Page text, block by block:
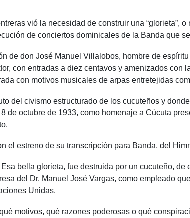
vió la necesidad de construir una “glorieta”,
de conciertos dominicales de la Banda que
de don José Manuel Villalobos, hombre de
con entradas a diez centavos y amenizados con
con motivos musicales de arpas entretejidas
del civismo estructurado de los cucuteños y
de octubre de 1933, como homenaje a Cúcuta
el estreno de su transcripción para Banda, del
bella glorieta, fue destruida por un cucuteño,
del Dr. Manuel José Vargas, como empleado
Unidas.
motivos, qué razones poderosas o qué